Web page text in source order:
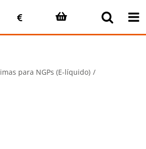
para NGPs (E-líquido)